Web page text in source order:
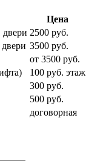
Цена
двери 2500 руб.
3500 руб.
от 3500 руб.
100 руб. этаж
300 руб.
500 руб.
договорная